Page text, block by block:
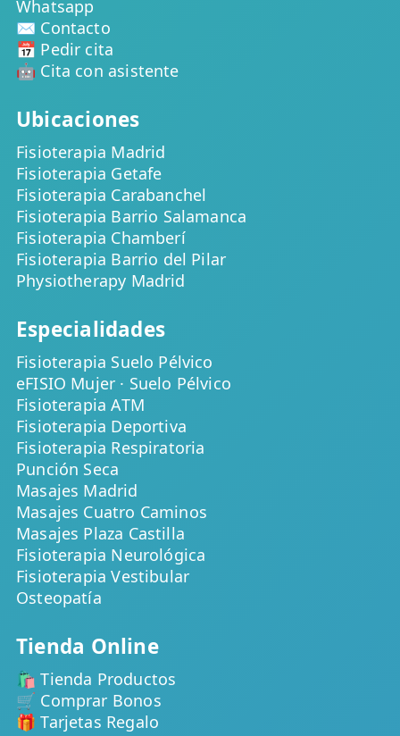
Whatsapp
✉️ Contacto
📅 Pedir cita
🤖 Cita con asistente
Ubicaciones
Fisioterapia Madrid
Fisioterapia Getafe
Fisioterapia Carabanchel
Fisioterapia Barrio Salamanca
Fisioterapia Chamberí
Fisioterapia Barrio del Pilar
Physiotherapy Madrid
Especialidades
Fisioterapia Suelo Pélvico
eFISIO Mujer · Suelo Pélvico
Fisioterapia ATM
Fisioterapia Deportiva
Fisioterapia Respiratoria
Punción Seca
Masajes Madrid
Masajes Cuatro Caminos
Masajes Plaza Castilla
Fisioterapia Neurológica
Fisioterapia Vestibular
Osteopatía
Tienda Online
🛍️ Tienda Productos
🛒 Comprar Bonos
🎁 Tarjetas Regalo